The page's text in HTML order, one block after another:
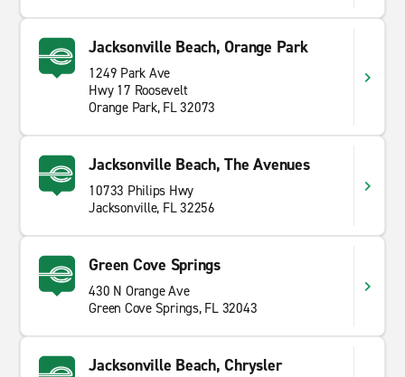
Jacksonville Beach, Orange Park
1249 Park Ave
Hwy 17 Roosevelt
Orange Park, FL 32073
Jacksonville Beach, The Avenues
10733 Philips Hwy
Jacksonville, FL 32256
Green Cove Springs
430 N Orange Ave
Green Cove Springs, FL 32043
Jacksonville Beach, Chrysler